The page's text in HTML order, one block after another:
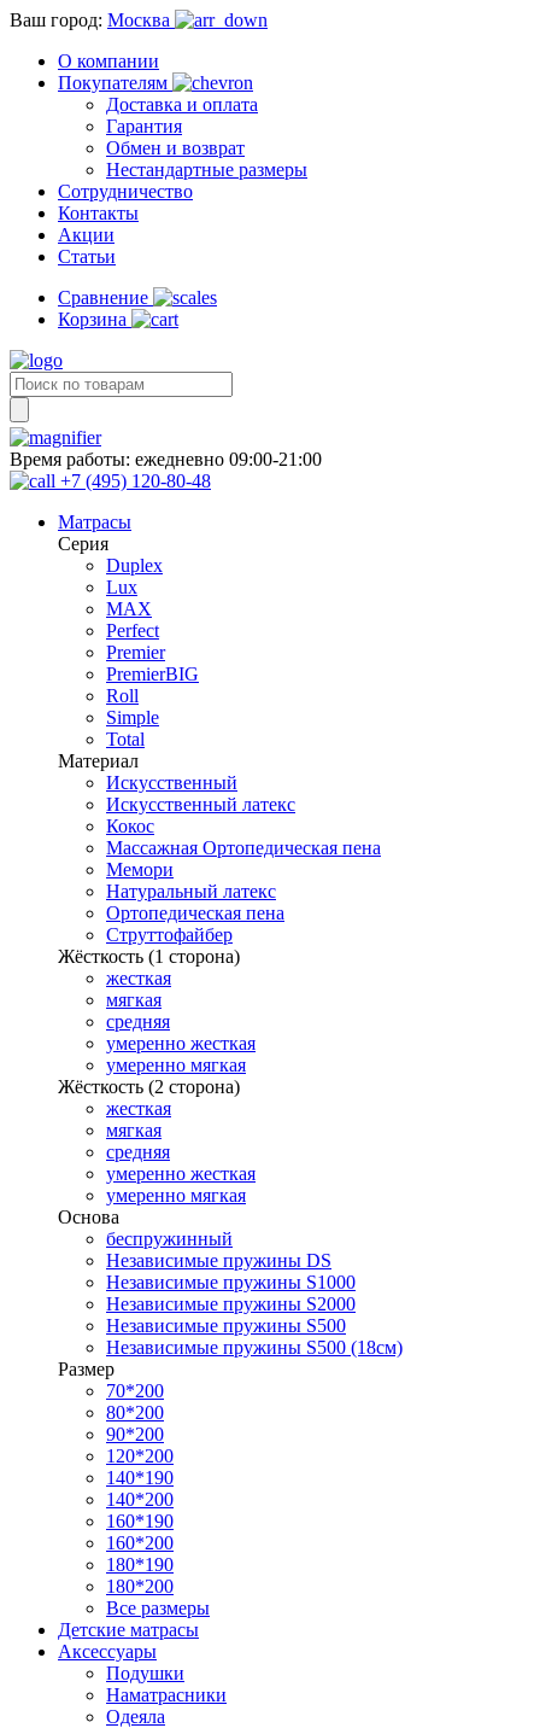
Ваш город: Москва
О компании
Покупателям
Доставка и оплата
Гарантия
Обмен и возврат
Нестандартные размеры
Сотрудничество
Контакты
Акции
Статьи
Сравнение
Корзина
Время работы: ежедневно 09:00-21:00
+7 (495) 120-80-48
Матрасы
Серия
Duplex
Lux
MAX
Perfect
Premier
PremierBIG
Roll
Simple
Total
Материал
Искусственный
Искусственный латекс
Кокос
Массажная Ортопедическая пена
Мемори
Натуральный латекс
Ортопедическая пена
Струттофайбер
Жёсткость (1 сторона)
жесткая
мягкая
средняя
умеренно жесткая
умеренно мягкая
Жёсткость (2 сторона)
жесткая
мягкая
средняя
умеренно жесткая
умеренно мягкая
Основа
беспружинный
Независимые пружины DS
Независимые пружины S1000
Независимые пружины S2000
Независимые пружины S500
Независимые пружины S500 (18см)
Размер
70*200
80*200
90*200
120*200
140*190
140*200
160*190
160*200
180*190
180*200
Все размеры
Детские матрасы
Аксессуары
Подушки
Наматрасники
Одеяла